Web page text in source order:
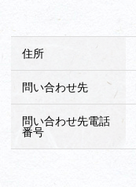
住所
問い合わせ先
問い合わせ先電話
番号